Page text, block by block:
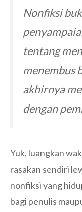
Nonfiksi
tentang
menembus
akhirnya
dengan
Yuk, luangkan
rasakan sendiri
nonfiksi yang
bagi penulis